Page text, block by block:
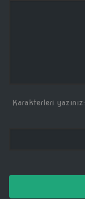
Karakterleri yazınız: